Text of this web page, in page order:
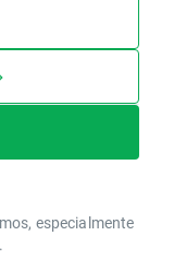
especialmente